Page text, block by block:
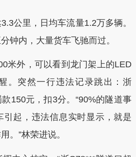
公里，日均车流量1.2万多辆。
钟内，大量货车飞驰而过。
外，可以看到龙门架上的LED
。突然一行违法记录跳出：浙
150元，扣3分。“90%的隧道事
引起，违法信息实时显示，就是
。”林荣进说。